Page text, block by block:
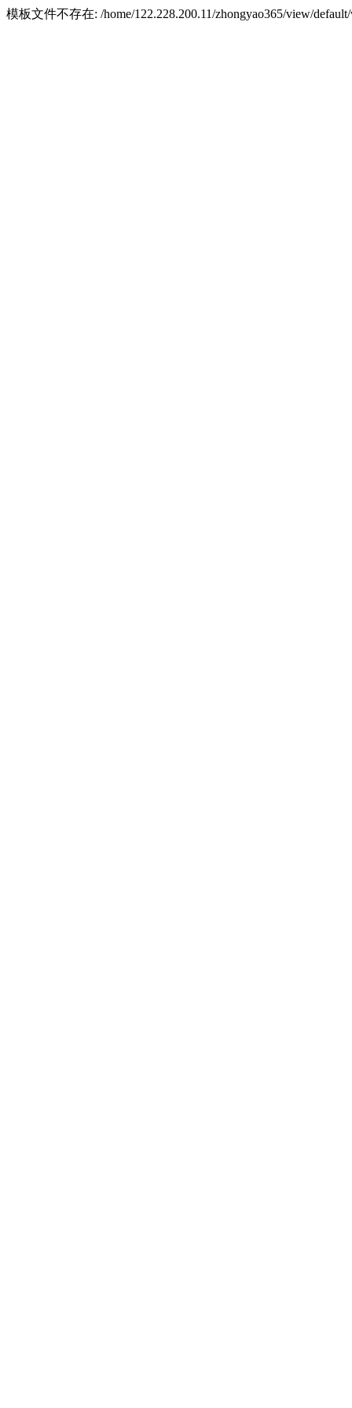
模板文件不存在: /home/122.228.200.11/zhongyao365/view/default/